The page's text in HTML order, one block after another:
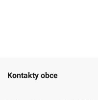
Kontakty obce